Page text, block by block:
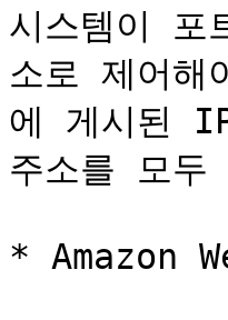
시스템이
소로 제어
에 게시된
주소를 모
* Amazon